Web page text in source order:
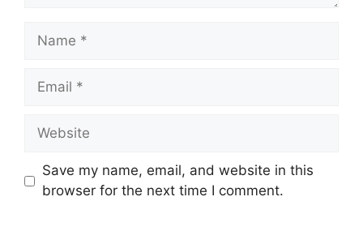
Name
Email
Website
Save my name, email, and website in this
browser for the next time I comment.